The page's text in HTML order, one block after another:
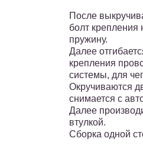
После
болт крепления
пружину.
Далее
крепления
системы, для
Окручиваются
снимается с
Далее
втулкой.
Сборка одной